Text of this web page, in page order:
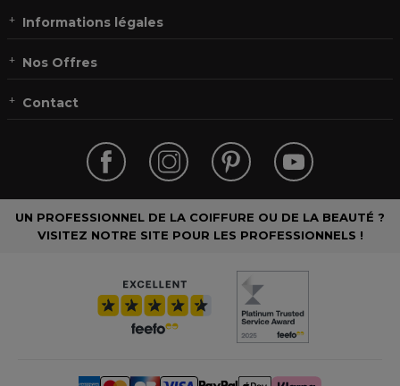
Informations légales
Nos Offres
Contact
UN PROFESSIONNEL DE LA COIFFURE OU DE LA BEAUTÉ ?
VISITEZ NOTRE SITE POUR LES PROFESSIONNELS !